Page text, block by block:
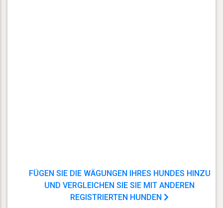
FÜGEN SIE DIE WÄGUNGEN IHRES HUNDES HINZU
UND VERGLEICHEN SIE SIE MIT ANDEREN
REGISTRIERTEN HUNDEN